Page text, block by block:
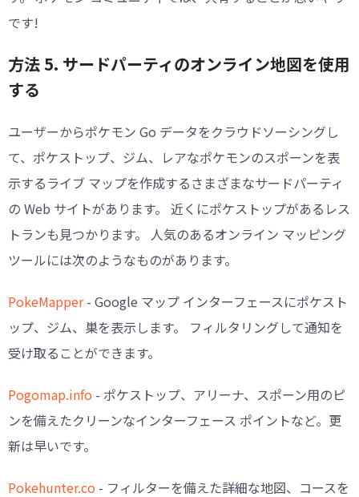
です!
方法 5. サードパーティのオンライン地図を使用
する
ユーザーからポケモン Go データをクラウドソーシングし
て、ポケストップ、ジム、レアなポケモンのスポーンを表
示するライブ マップを作成するさまざまなサードパーティ
の Web サイトがあります。 近くにポケストップがあるレス
トランも見つかります。 人気のあるオンライン マッピング
ツールには次のようなものがあります。
PokeMapper- Google マップ インターフェースにポケスト
ップ、ジム、巣を表示します。 フィルタリングして通知を
受け取ることができます。
Pogomap.info - ポケストップ、アリーナ、スポーン用のピ
ンを備えたクリーンなインターフェース ポイントなど。更
新は早いです。
Pokehunter.co - フィルターを備えた詳細な地図、コースを